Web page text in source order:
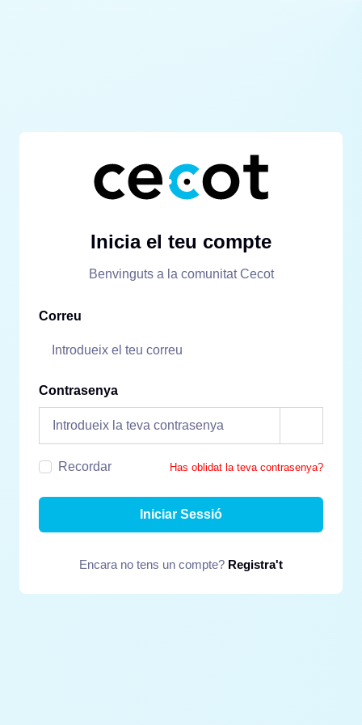
Inicia el teu compte
Benvinguts a la comunitat Cecot
Correu
Contrasenya
Recordar Has oblidat la teva contrasenya?
Iniciar Sessió
Encara no tens un compte? Registra't